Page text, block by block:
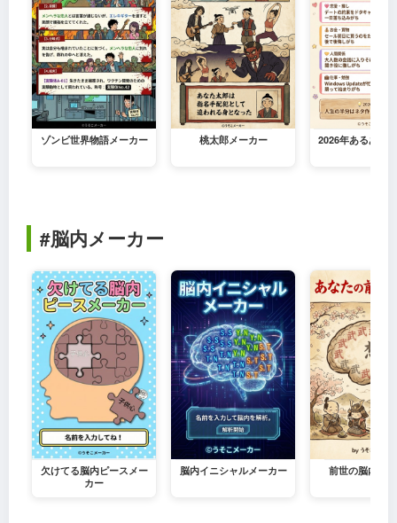
ゾンビ世界物語メーカー 桃太郎メーカー 2026年あるある
#脳内メーカー
欠けてる脳内ピースメー
カー
脳内イニシャルメーカー 前世の脳内メ